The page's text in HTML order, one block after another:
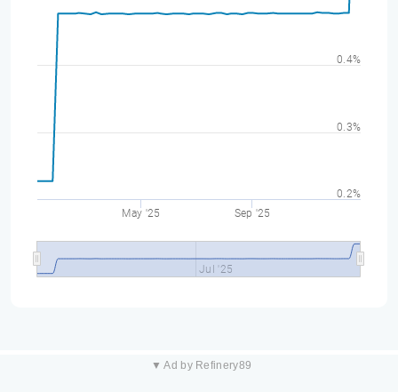
May '25 Sep '25
Jul '25
0.2%
0.3%
0.4%
▼ Ad by Refinery89